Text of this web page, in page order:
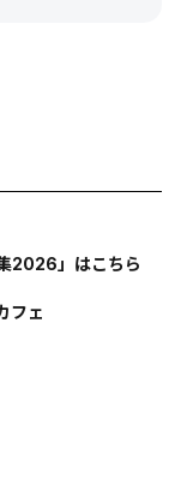
2026」はこちら
フェ